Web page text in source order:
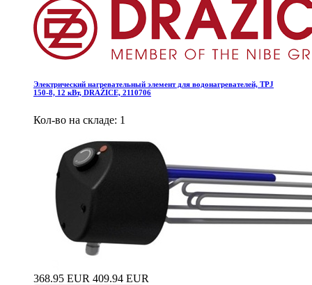
Электрический нагревательный элемент для водонагревателей, TPJ
150-8, 12 кВт, DRAŽICE, 2110706
Кол-во на складе: 1
368.95 EUR 409.94 EUR